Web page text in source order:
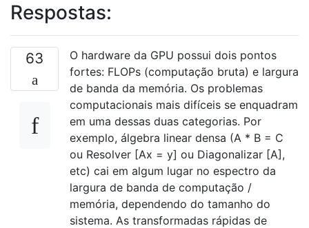
Respostas:
63
O hardware da GPU possui dois pontos
fortes: FLOPs (computação bruta) e largura
de banda da memória. Os problemas
computacionais mais difíceis se enquadram
em uma dessas duas categorias. Por
exemplo, álgebra linear densa (A * B = C
ou Resolver [Ax = y] ou Diagonalizar [A],
etc) cai em algum lugar no espectro da
largura de banda de computação /
memória, dependendo do tamanho do
sistema. As transformadas rápidas de